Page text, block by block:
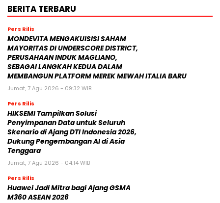
BERITA TERBARU
Pers Rilis
MONDEVITA MENGAKUISISI SAHAM
MAYORITAS DI UNDERSCORE DISTRICT,
PERUSAHAAN INDUK MAGLIANO,
SEBAGAI LANGKAH KEDUA DALAM
MEMBANGUN PLATFORM MEREK MEWAH ITALIA BARU
Jumat, 7 Agu 2026 - 09:32 WIB
Pers Rilis
HIKSEMI Tampilkan Solusi
Penyimpanan Data untuk Seluruh
Skenario di Ajang DTI Indonesia 2026,
Dukung Pengembangan AI di Asia
Tenggara
Jumat, 7 Agu 2026 - 04:14 WIB
Pers Rilis
Huawei Jadi Mitra bagi Ajang GSMA
M360 ASEAN 2026